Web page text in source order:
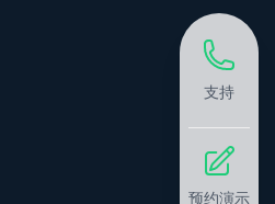
支持
预约演示